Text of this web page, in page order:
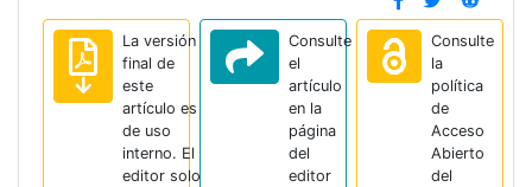
La versión
final de
este
artículo es
de uso
interno. El
editor solo
Consulte
el
artículo
en la
página
del
editor
Consulte
la
política
de
Acceso
Abierto
del